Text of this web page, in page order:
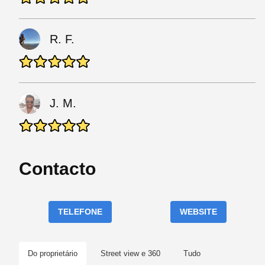
R. F.
J. M.
Contacto
TELEFONE WEBSITE
Do proprietário Street view e 360 Tudo